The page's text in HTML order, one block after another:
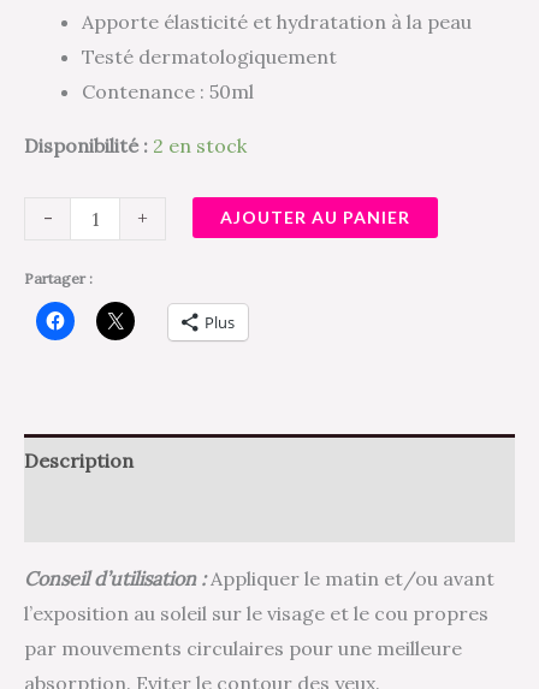
Apporte élasticité et hydratation à la peau
Testé dermatologiquement
Contenance : 50ml
Disponibilité : 2 en stock
- + AJOUTER AU PANIER
Partager :
Plus
Description
Conseil d’utilisation : Appliquer le matin et/ou avant
l’exposition au soleil sur le visage et le cou propres
par mouvements circulaires pour une meilleure
absorption. Eviter le contour des yeux.